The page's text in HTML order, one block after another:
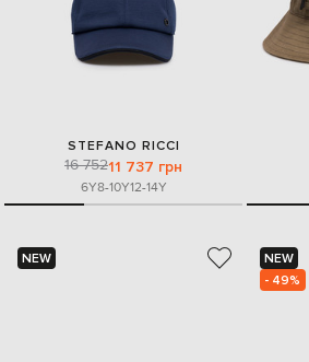
STEFANO RICCI
16 75211 737 грн
6Y8-10Y12-14Y
NEW
NEW
- 49%